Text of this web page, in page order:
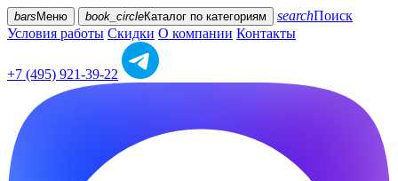
bars Меню book_circleКаталог по категориям searchПоиск
Условия работы Скидки О компании Контакты
+7 (495) 921-39-22